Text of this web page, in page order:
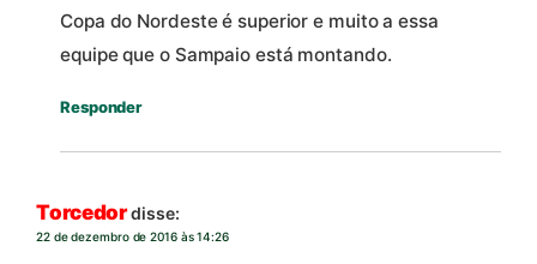
Copa do Nordeste é superior e muito a essa
equipe que o Sampaio está montando.
Responder
Torcedordisse:
22 de dezembro de 2016 às 14:26